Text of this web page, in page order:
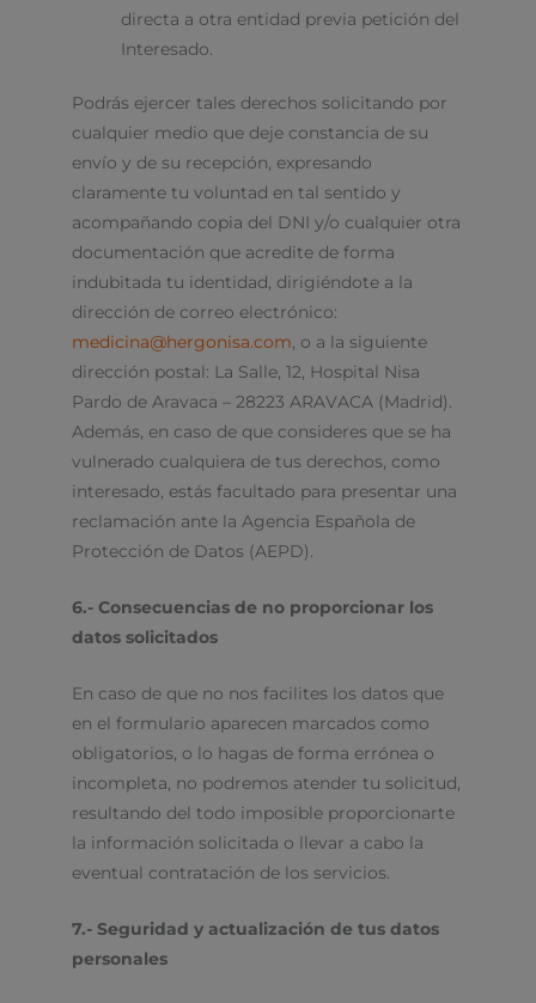
directa a otra entidad previa petición del
Interesado.
Podrás ejercer tales derechos solicitando por
cualquier medio que deje constancia de su
envío y de su recepción, expresando
claramente tu voluntad en tal sentido y
acompañando copia del DNI y/o cualquier otra
documentación que acredite de forma
indubitada tu identidad, dirigiéndote a la
dirección de correo electrónico:
medicina@hergonisa.com , o a la siguiente
dirección postal: La Salle, 12, Hospital Nisa
Pardo de Aravaca – 28223 ARAVACA (Madrid).
Además, en caso de que consideres que se ha
vulnerado cualquiera de tus derechos, como
interesado, estás facultado para presentar una
reclamación ante la Agencia Española de
Protección de Datos (AEPD).
6.- Consecuencias de no proporcionar los
datos solicitados
En caso de que no nos facilites los datos que
en el formulario aparecen marcados como
obligatorios, o lo hagas de forma errónea o
incompleta, no podremos atender tu solicitud,
resultando del todo imposible proporcionarte
la información solicitada o llevar a cabo la
eventual contratación de los servicios.
7.- Seguridad y actualización de tus datos
personales